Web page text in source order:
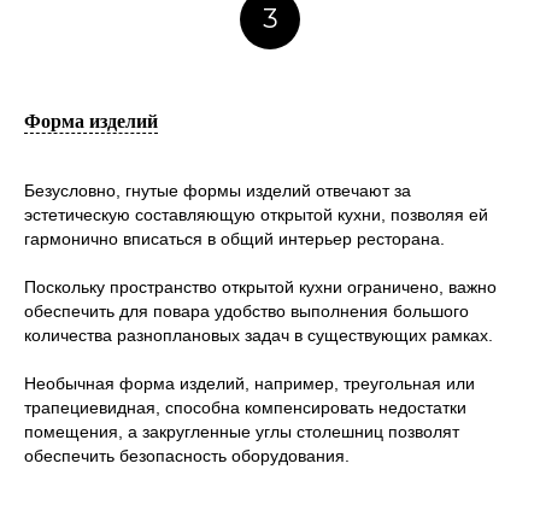
3
Форма изделий
Безусловно, гнутые формы изделий отвечают за
эстетическую составляющую открытой кухни, позволяя ей
гармонично вписаться в общий интерьер ресторана.
Поскольку пространство открытой кухни ограничено, важно
обеспечить для повара удобство выполнения большого
количества разноплановых задач в существующих рамках.
Необычная форма изделий, например, треугольная или
трапециевидная, способна компенсировать недостатки
помещения, а закругленные углы столешниц позволят
обеспечить безопасность оборудования.